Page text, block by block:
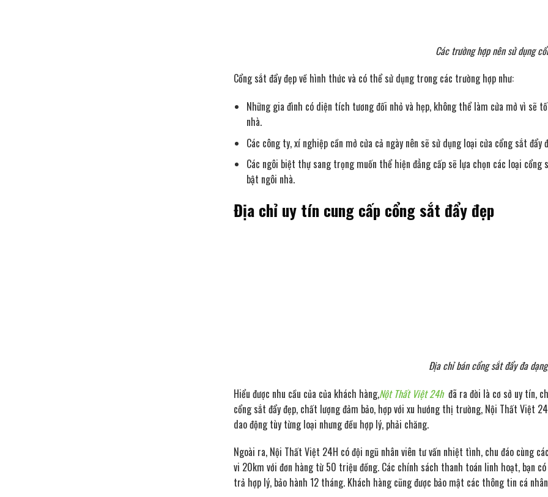
Các trường hợp nên sử dụng
Cổng sắt đẩy đẹp về hình thức và có thể sử dụng trong các trường hợp như:
Những gia đình có diện tích tương đối nhỏ và hẹp, không thể làm cửa mở vì sẽ
nhà.
Các công ty, xí nghiệp cần mở cửa cả ngày nên sẽ sử dụng loại cửa cổng sắt
Các ngôi biệt thự sang trọng muốn thể hiện đẳng cấp sẽ lựa chọn các loại
bật ngôi nhà.
Địa chỉ uy tín cung cấp cổng sắt đẩy đẹp
Địa chỉ bán cổng sắt đẩy đa
Hiểu được nhu cầu của của khách hàng,Nột Thất Việt 24hđã ra đời là cơ sở uy tín,
cổng sắt đẩy đẹp, chất lượng đảm bảo, hợp với xu hướng thị trường, Nội Thất Việt
dao động tùy từng loại nhưng đều hợp lý, phải chăng.
Ngoài ra, Nội Thất Việt 24H có đội ngũ nhân viên tư vấn nhiệt tình, chu đáo cùng
vi 20km với đơn hàng từ 50 triệu đồng. Các chính sách thanh toán linh hoạt, bạn
trả hợp lý, bảo hành 12 tháng. Khách hàng cũng được bảo mật các thông tin cá